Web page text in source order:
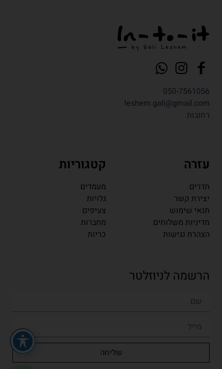
050-7561056
leshem.gali@gmail.com
רחובות
עזרה
תדרים
יצירת קשר
תנאי שימוש
מדיניות משלוחים
הצהרת נגישות
קטגוריות
מעמדים
גלויות
צעיפים
מחברות
כריות
הרשמה לניוזלטר
שליחה